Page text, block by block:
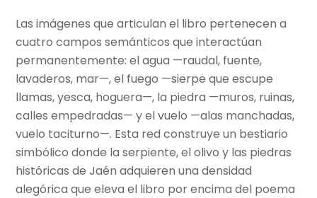
Las imágenes que articulan el libro pertenecen a
cuatro campos semánticos que interactúan
permanentemente: el agua —raudal, fuente,
lavaderos, mar—, el fuego —sierpe que escupe
llamas, yesca, hoguera—, la piedra —muros, ruinas,
calles empedradas— y el vuelo —alas manchadas,
vuelo taciturno—. Esta red construye un bestiario
simbólico donde la serpiente, el olivo y las piedras
históricas de Jaén adquieren una densidad
alegórica que eleva el libro por encima del poema